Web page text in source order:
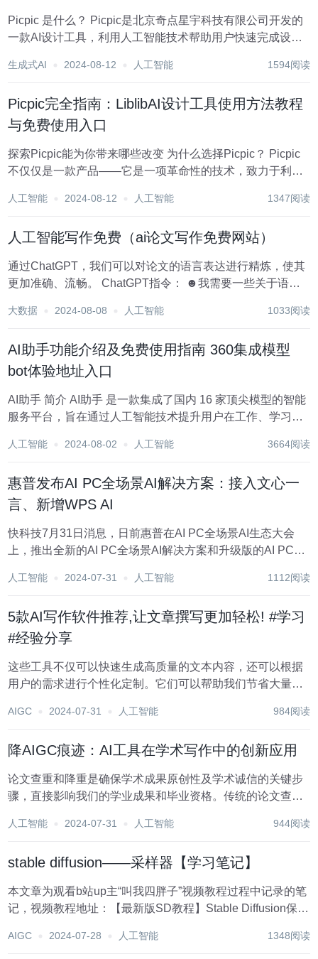
Picpic 是什么？ Picpic是北京奇点星宇科技有限公司开发的
一款AI设计工具，利用人工智能技术帮助用户快速完成设计
辅助：AI技术提供设计建议和自动排版。 一键生成设计：用
生成式AI 2024-08-12 人工智能 1594阅读
Picpic完全指南：LiblibAI设计工具使用方法教程
与免费使用入口
探索Picpic能为你带来哪些改变 为什么选择Picpic？ Picpic
不仅仅是一款产品——它是一项革命性的技术，致力于利用
便捷的设计解决方案，Picpic旨在为设计师、设计团队以及
人工智能 2024-08-12 人工智能 1347阅读
人工智能写作免费（ai论文写作免费网站）
通过ChatGPT，我们可以对论文的语言表达进行精炼，使其
更加准确、流畅。 ChatGPT指令： ☻我需要一些关于语言
中可能存在的语法错误，并提供修正建议。 在逻辑结构方
大数据 2024-08-08 人工智能 1033阅读
AI助手功能介绍及免费使用指南 360集成模型
bot体验地址入口
AI助手 简介 AI助手 是一款集成了国内 16 家顶尖模型的智能
服务平台，旨在通过人工智能技术提升用户在工作、学习和
决各种问题，提供定制化解决方案。 AI助手 功能亮点 个性
人工智能 2024-08-02 人工智能 3664阅读
惠普发布AI PC全场景AI解决方案：接入文心一
言、新增WPS AI
快科技7月31日消息，日前惠普在AI PC全场景AI生态大会
上，推出全新的AI PC全场景AI解决方案和升级版的AI PC产
小微智能助手4.0的升级，该智能助手新增了四大AI能力。 其
人工智能 2024-07-31 人工智能 1112阅读
5款AI写作软件推荐,让文章撰写更加轻松! #学习
#经验分享
这些工具不仅可以快速生成高质量的文本内容，还可以根据
用户的需求进行个性化定制。它们可以帮助我们节省大量的
为大家详细介绍几个AI写作工具，让你在写作领域更上一层
AIGC 2024-07-31 人工智能 984阅读
降AIGC痕迹：AI工具在学术写作中的创新应用
论文查重和降重是确保学术成果原创性及学术诚信的关键步
骤，直接影响我们的学业成果和毕业资格。传统的论文查重
及改写、使用同义词替换、内容的扩展和深化，以及正确的
人工智能 2024-07-31 人工智能 944阅读
stable diffusion——采样器【学习笔记】
本文章为观看b站up主“叫我四胖子”视频教程过程中记录的笔
记，视频教程地址：【最新版SD教程】Stable Diffusion保姆
动画视频 写真 设计摄影效果图一键生成_哔哩哔哩_bilib...
AIGC 2024-07-28 人工智能 1348阅读